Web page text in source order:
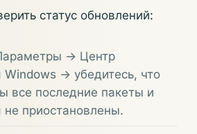
статус обновлений:
-> Центр
Windows -> убедитесь, что
все последние пакеты и
не приостановлены.